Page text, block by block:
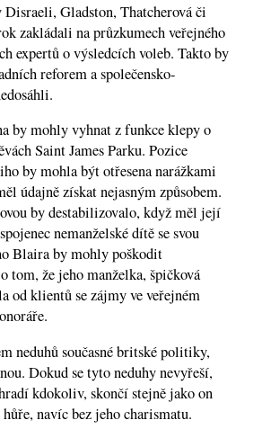
Disraeli, Gladston, Thatcherová či
zakládali na průzkumech veřejného
expertů o výsledcích voleb. Takto by
reforem a společensko-
by mohly vyhnat z funkce klepy o
Saint James Parku. Pozice
by mohla být otřesena narážkami
údajně získat nejasným způsobem.
by destabilizovalo, když měl její
nemanželské dítě se svou
Blaira by mohly poškodit
tom, že jeho manželka, špičková
od klientů se zájmy ve veřejném
neduhů současné britské politiky,
Dokud se tyto neduhy nevyřeší,
kdokoliv, skončí stejně jako on
navíc bez jeho charismatu.